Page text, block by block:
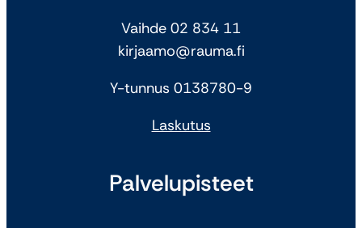
Vaihde 02 834 11
kirjaamo@rauma.fi
Y-tunnus 0138780-9
Laskutus
Palvelupisteet